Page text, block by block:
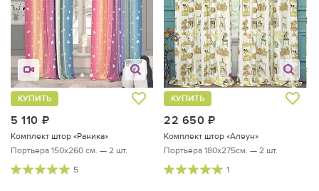
5 110
КУПИТЬ
Комплект штор «Раника»
Портьера 150х260 см. — 2 шт.
5
22 650
КУПИТЬ
Комплект штор «Алеун»
Портьера 180х275см. — 2 шт.
1